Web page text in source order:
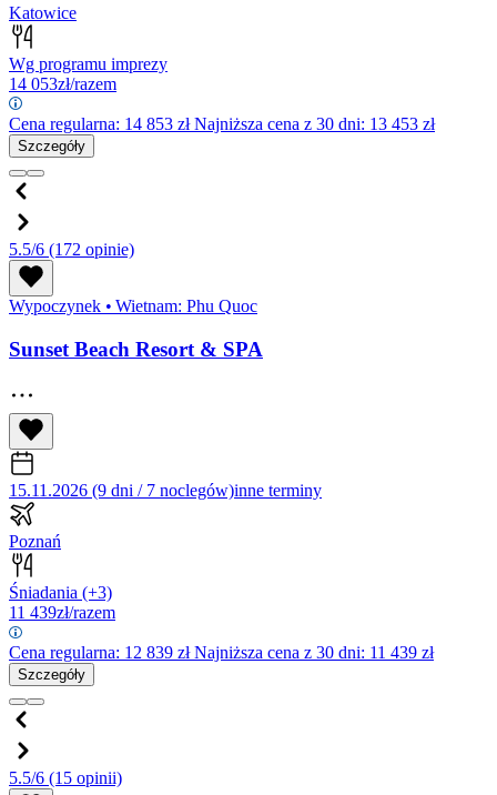
Katowice
Wg programu imprezy
14 053zł/razem
Cena regularna: 14 853 złNajniższa cena z 30 dni: 13 453 zł
Szczegóły
5.5/6 (172 opinie)
Wypoczynek • Wietnam: Phu Quoc
Sunset Beach Resort & SPA
15.11.2026 (9 dni / 7 noclegów)inne terminy
Poznań
Śniadania (+3)
11 439zł/razem
Cena regularna: 12 839 złNajniższa cena z 30 dni: 11 439 zł
Szczegóły
5.5/6 (15 opinii)